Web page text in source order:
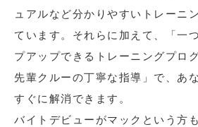
ュアルなど分かりやすいトレーニ
ています。それらに加えて、「一
プアップできるトレーニングプロ
先輩クルーの丁寧な指導」で、あ
すぐに解消できます。
バイトデビューがマックという方